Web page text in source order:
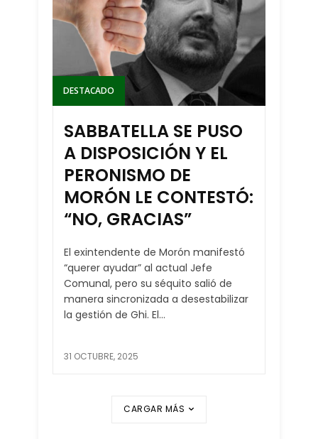
DESTACADO
SABBATELLA SE PUSO
A DISPOSICIÓN Y EL
PERONISMO DE
MORÓN LE CONTESTÓ:
“NO, GRACIAS”
El exintendente de Morón manifestó
“querer ayudar” al actual Jefe
Comunal, pero su séquito salió de
manera sincronizada a desestabilizar
la gestión de Ghi. El...
31 OCTUBRE, 2025
CARGAR MÁS